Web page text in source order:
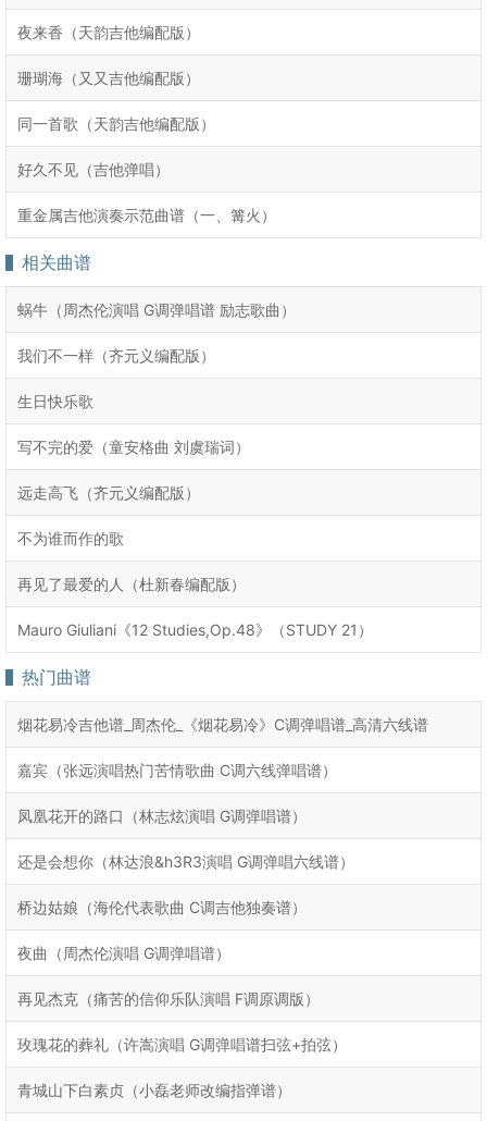
夜来香（天韵吉他编配版）
珊瑚海（又又吉他编配版）
同一首歌（天韵吉他编配版）
好久不见（吉他弹唱）
重金属吉他演奏示范曲谱（一、篝火）
相关曲谱
蜗牛（周杰伦演唱 G调弹唱谱 励志歌曲）
我们不一样（齐元义编配版）
生日快乐歌
写不完的爱（童安格曲 刘虞瑞词）
远走高飞（齐元义编配版）
不为谁而作的歌
再见了最爱的人（杜新春编配版）
Mauro Giuliani《12 Studies,Op.48》（STUDY 21）
热门曲谱
烟花易冷吉他谱_周杰伦_《烟花易冷》C调弹唱谱_高清六线谱
嘉宾（张远演唱热门苦情歌曲 C调六线弹唱谱）
凤凰花开的路口（林志炫演唱 G调弹唱谱）
还是会想你（林达浪&h3R3演唱 G调弹唱六线谱）
桥边姑娘（海伦代表歌曲 C调吉他独奏谱）
夜曲（周杰伦演唱 G调弹唱谱）
再见杰克（痛苦的信仰乐队演唱 F调原调版）
玫瑰花的葬礼（许嵩演唱 G调弹唱谱扫弦+拍弦）
青城山下白素贞（小磊老师改编指弹谱）